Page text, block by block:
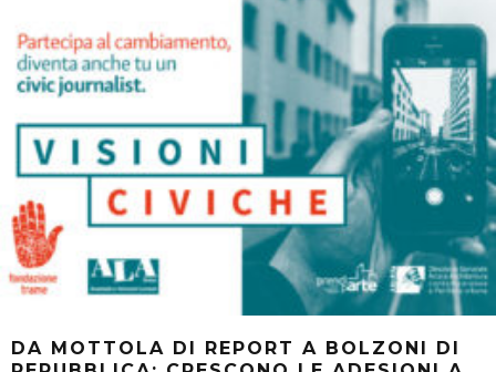
DA MOTTOLA DI REPORT A BOLZONI DI